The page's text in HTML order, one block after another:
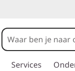
Services